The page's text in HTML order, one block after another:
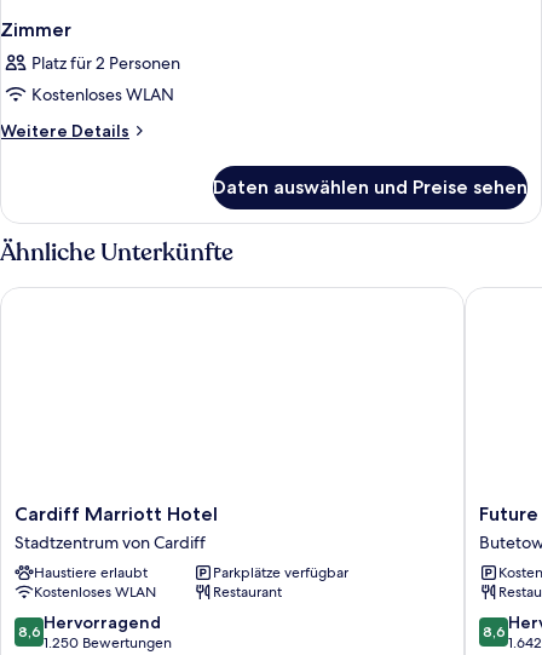
Zimmer
Platz für 2 Personen
Kostenloses WLAN
Weitere Details
Weitere
Daten auswählen und Preise sehen
Ähnliche Unterkünfte
Cardiff
Marriott
Hotel
Stadtzentrum
von
Cardiff
Cardiff Marriott Hotel
Stadtzentrum von Cardiff
Haustiere erlaubt
Parkplätze verfügbar
Kostenloses WLAN
Restaurant
8.6
von
8,6 Hervorragend
1.250 Bewertungen
Cardiff Marriott Hotel
Future
Inns
Cardiff
Bay
8.6
von
8,6
Future